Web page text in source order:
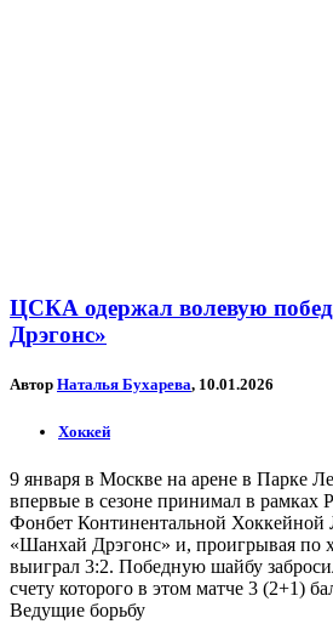
ЦСКА одержал волевую
Дрэгонс»
Автор Наталья Бухарева, 10.01.2026
Хоккей
9 января в Москве на арене в Парке
впервые в сезоне принимал в рамках
Фонбет Континентальной Хоккейной
«Шанхай Дрэгонс» и, проигрывая по
выиграл 3:2. Победную шайбу
счету которого в этом матче 3 (2+1)
Ведущие борьбу